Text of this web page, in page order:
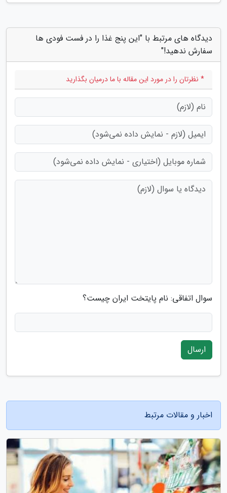
دیدگاه های مرتبط با "این پنج غذا را در فست فودی ها
سفارش ندهید!"
* نظرتان را در مورد این مقاله با ما درمیان بگذارید
سوال اتفاقی: نام پایتخت ایران چیست؟
ارسال
اخبار و مقالات مرتبط